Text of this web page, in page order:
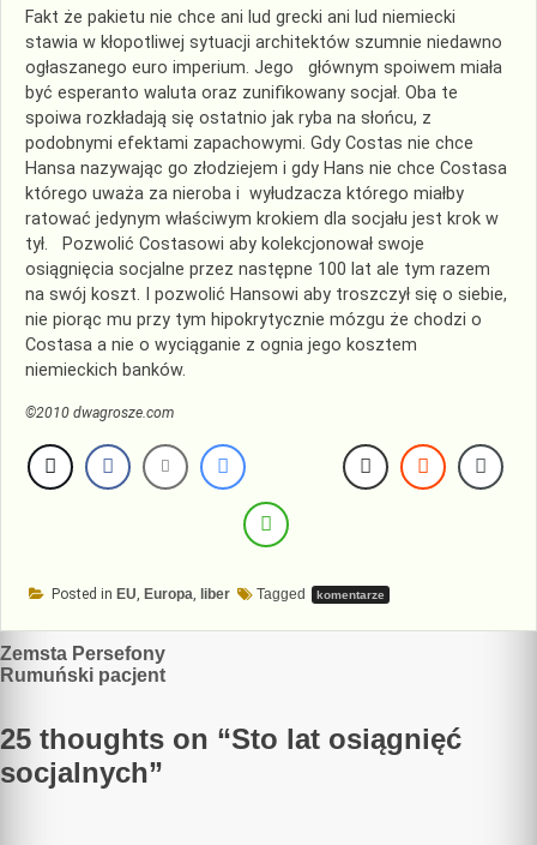
Fakt że pakietu nie chce ani lud grecki ani lud niemiecki
stawia w kłopotliwej sytuacji architektów szumnie niedawno
ogłaszanego euro imperium. Jego głównym spoiwem miała
być esperanto waluta oraz zunifikowany socjał. Oba te
spoiwa rozkładają się ostatnio jak ryba na słońcu, z
podobnymi efektami zapachowymi. Gdy Costas nie chce
Hansa nazywając go złodziejem i gdy Hans nie chce Costasa
którego uważa za nieroba i wyłudzacza którego miałby
ratować jedynym właściwym krokiem dla socjału jest krok w
tył. Pozwolić Costasowi aby kolekcjonował swoje
osiągnięcia socjalne przez następne 100 lat ale tym razem
na swój koszt. I pozwolić Hansowi aby troszczył się o siebie,
nie piorąc mu przy tym hipokrytycznie mózgu że chodzi o
Costasa a nie o wyciąganie z ognia jego kosztem
niemieckich banków.
©2010 dwagrosze.com
Posted in EU Europa liber Tagged komentarze
Nawigacja
wpisu
Zemsta Persefony
Rumuński pacjent
25 thoughts on “Sto lat osiągnięć
socjalnych”